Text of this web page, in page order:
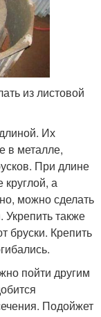
из листовой
Их
в металле,
При длине
а
можно сделать
Укрепить также
бруски. Крепить
пойти другим
Подойжет